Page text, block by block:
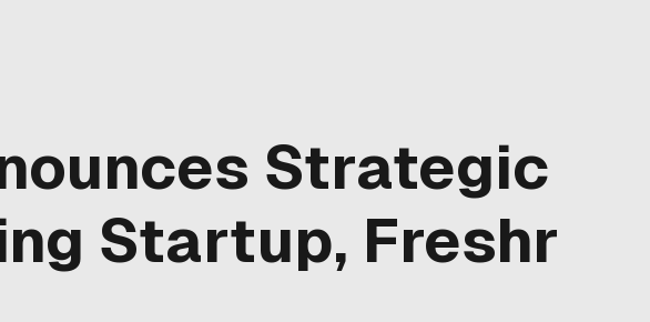
Strategic
Startup, Freshr